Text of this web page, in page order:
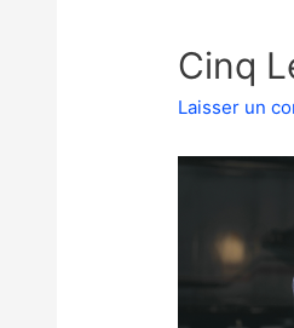
Cinq
Laisser un